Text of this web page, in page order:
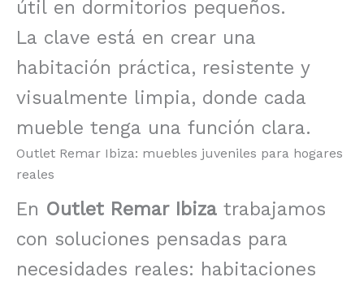
útil en dormitorios pequeños.
La clave está en crear una
habitación práctica, resistente y
visualmente limpia, donde cada
mueble tenga una función clara.
Outlet Remar Ibiza: muebles juveniles para hogares
reales
En Outlet Remar Ibiza trabajamos
con soluciones pensadas para
necesidades reales: habitaciones